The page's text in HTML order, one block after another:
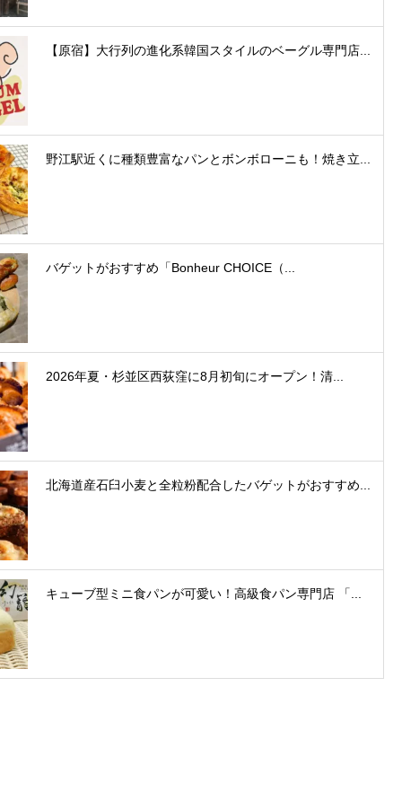
【原宿】大行列の進化系韓国スタイルのベーグル専門店...
野江駅近くに種類豊富なパンとボンボローニも！焼き立...
バゲットがおすすめ「Bonheur CHOICE（...
2026年夏・杉並区西荻窪に8月初旬にオープン！清...
北海道産石臼小麦と全粒粉配合したバゲットがおすすめ...
キューブ型ミニ食パンが可愛い！高級食パン専門店 「...